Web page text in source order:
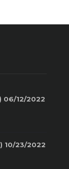
06/12/2022
10/23/2022